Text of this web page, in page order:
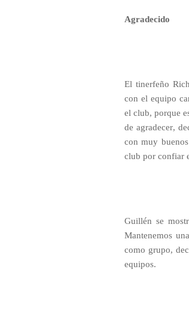
Agradecido
El tinerfeño
con el equipo
el club, porque
de agradecer,
con muy
club por confiar
Guillén se
Mantenemos
como grupo,
equipos.